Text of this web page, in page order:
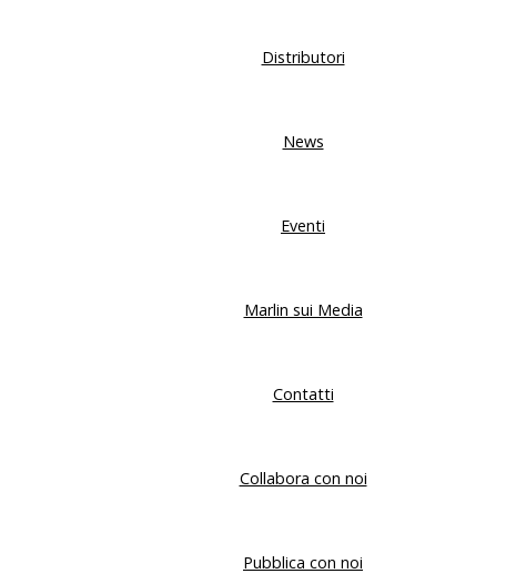
Distributori
News
Eventi
Marlin sui Media
Contatti
Collabora con noi
Pubblica con noi